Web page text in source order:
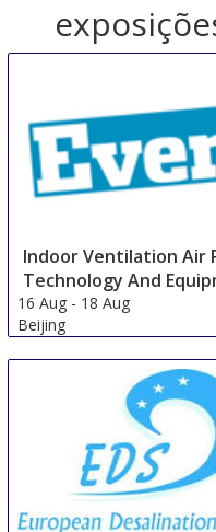
Indoor Ventilation Air
Technology And
16 Aug - 18 Aug
Beijing